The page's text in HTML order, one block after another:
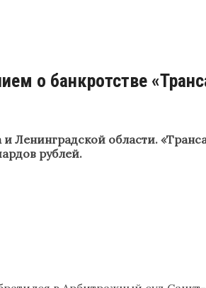
о банкротстве
Ленинградской области.
рублей.